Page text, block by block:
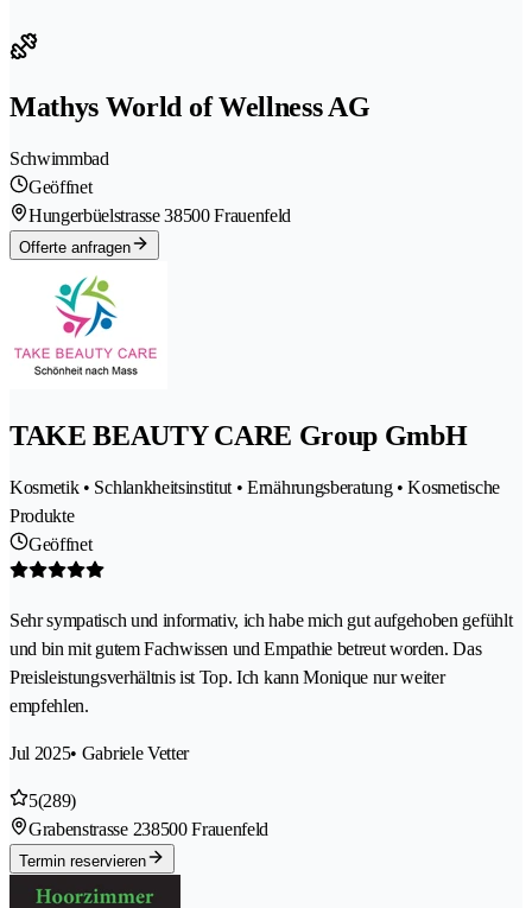
Mathys World of Wellness AG
Schwimmbad
Geöffnet
Hungerbüelstrasse 38500 Frauenfeld
Offerte anfragen
TAKE BEAUTY CARE Group GmbH
Kosmetik • Schlankheitsinstitut • Ernährungsberatung • Kosmetische
Produkte
Geöffnet
Sehr sympatisch und informativ, ich habe mich gut aufgehoben gefühlt
und bin mit gutem Fachwissen und Empathie betreut worden. Das
Preisleistungsverhältnis ist Top. Ich kann Monique nur weiter
empfehlen.
Jul 2025• Gabriele Vetter
5(289)
Grabenstrasse 238500 Frauenfeld
Termin reservieren